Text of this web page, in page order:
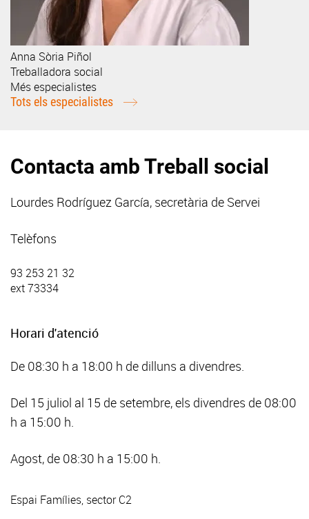
Anna Sòria Piñol
Treballadora social
Més especialistes
Tots els especialistes
Contacta amb Treball social
Lourdes Rodríguez García, secretària de Servei
Telèfons
93 253 21 32
ext 73334
Horari d'atenció
De 08:30 h a 18:00 h de dilluns a divendres.
Del 15 juliol al 15 de setembre, els divendres de 08:00
h a 15:00 h.
Agost, de 08:30 h a 15:00 h.
Espai Famílies, sector C2